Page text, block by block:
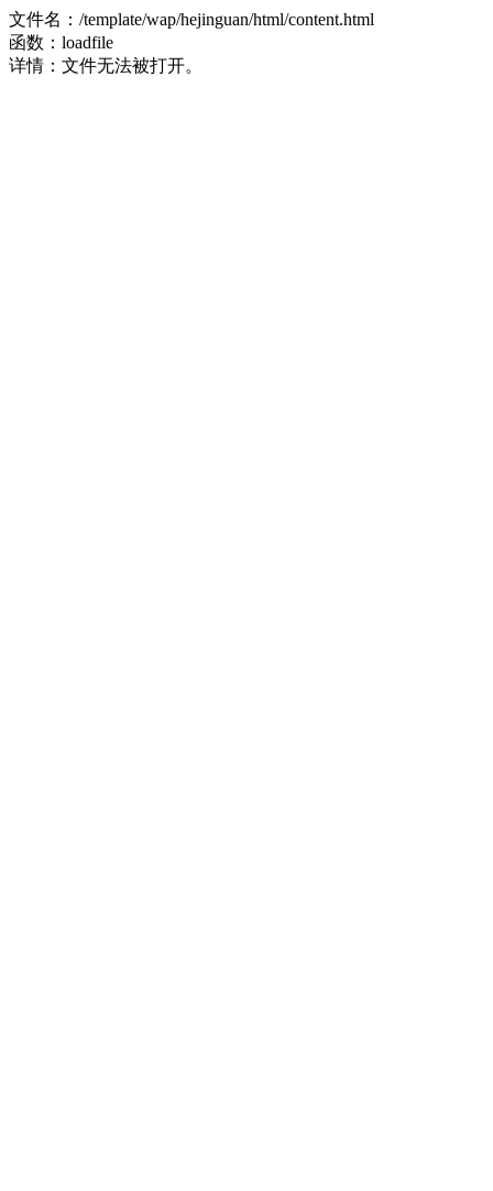
文件名：/template/wap/hejinguan/html/content.html
函数：loadfile
详情：文件无法被打开。